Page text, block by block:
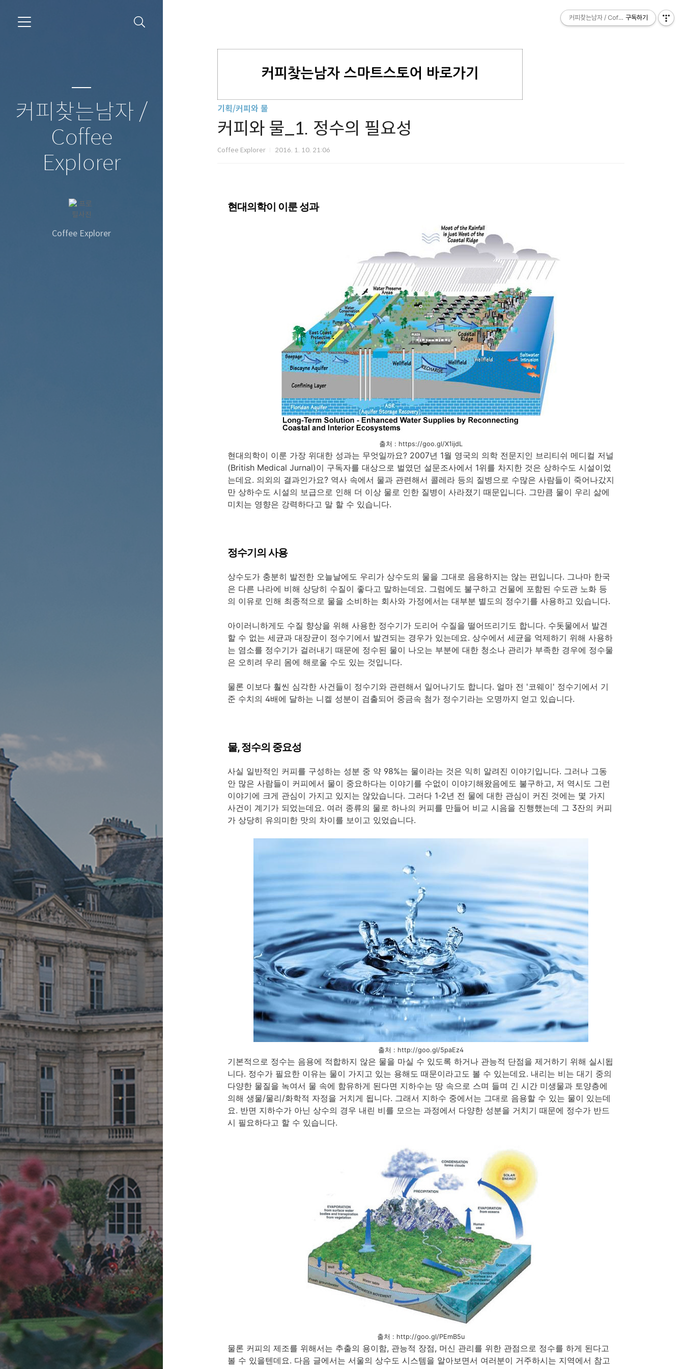
커피찾는남자 /
Coffee
Explorer
Coffee Explorer
커피찾는남자 / Coffee Explorer
구독하기
기획/커피와 물
커피와 물_1. 정수의 필요성
Coffee Explorer 2016. 1. 10. 21:06
현대의학이 이룬 성과
출처 : https://goo.gl/X1ijdL
현대의학이 이룬 가장 위대한 성과는 무엇일까요? 2007년 1월 영국의 의학 전문지인 브리티쉬 메디컬 저널
(British Medical Jurnal)이 구독자를 대상으로 벌였던 설문조사에서 1위를 차지한 것은 상하수도 시설이었
는데요. 의외의 결과인가요? 역사 속에서 물과 관련해서 콜레라 등의 질병으로 수많은 사람들이 죽어나갔지
만 상하수도 시설의 보급으로 인해 더 이상 물로 인한 질병이 사라졌기 때문입니다. 그만큼 물이 우리 삶에
미치는 영향은 강력하다고 말 할 수 있습니다.
정수기의 사용
상수도가 충분히 발전한 오늘날에도 우리가 상수도의 물을 그대로 음용하지는 않는 편입니다. 그나마 한국
은 다른 나라에 비해 상당히 수질이 좋다고 말하는데요. 그럼에도 불구하고 건물에 포함된 수도관 노화 등
의 이유로 인해 최종적으로 물을 소비하는 회사와 가정에서는 대부분 별도의 정수기를 사용하고 있습니다.
아이러니하게도 수질 향상을 위해 사용한 정수기가 도리어 수질을 떨어뜨리기도 합니다. 수돗물에서 발견
할 수 없는 세균과 대장균이 정수기에서 발견되는 경우가 있는데요. 상수에서 세균을 억제하기 위해 사용하
는 염소를 정수기가 걸러내기 때문에 정수된 물이 나오는 부분에 대한 청소나 관리가 부족한 경우에 정수물
은 오히려 우리 몸에 해로울 수도 있는 것입니다.
물론 이보다 훨씬 심각한 사건들이 정수기와 관련해서 일어나기도 합니다. 얼마 전 '코웨이' 정수기에서 기
준 수치의 4배에 달하는 니켈 성분이 검출되어 중금속 첨가 정수기라는 오명까지 얻고 있습니다.
물, 정수의 중요성
사실 일반적인 커피를 구성하는 성분 중 약 98%는 물이라는 것은 익히 알려진 이야기입니다. 그러나 그동
안 많은 사람들이 커피에서 물이 중요하다는 이야기를 수없이 이야기해왔음에도 불구하고, 저 역시도 그런
이야기에 크게 관심이 가지고 있지는 않았습니다. 그러다 1-2년 전 물에 대한 관심이 커진 것에는 몇 가지
사건이 계기가 되었는데요. 여러 종류의 물로 하나의 커피를 만들어 비교 시음을 진행했는데 그 3잔의 커피
가 상당히 유의미한 맛의 차이를 보이고 있었습니다.
출처 : http://goo.gl/5paEz4
기본적으로 정수는 음용에 적합하지 않은 물을 마실 수 있도록 하거나 관능적 단점을 제거하기 위해 실시됩
니다. 정수가 필요한 이유는 물이 가지고 있는 용해도 때문이라고도 볼 수 있는데요. 내리는 비는 대기 중의
다양한 물질을 녹여서 물 속에 함유하게 된다면 지하수는 땅 속으로 스며 들며 긴 시간 미생물과 토양층에
의해 생물/물리/화학적 자정을 거치게 됩니다. 그래서 지하수 중에서는 그대로 음용할 수 있는 물이 있는데
요. 반면 지하수가 아닌 상수의 경우 내린 비를 모으는 과정에서 다양한 성분을 거치기 때문에 정수가 반드
시 필요하다고 할 수 있습니다.
출처 : http://goo.gl/PEmB5u
물론 커피의 제조를 위해서는 추출의 용이함, 관능적 장점, 머신 관리를 위한 관점으로 정수를 하게 된다고
볼 수 있을텐데요. 다음 글에서는 서울의 상수도 시스템을 알아보면서 여러분이 거주하시는 지역에서 참고
커피찾는남자 / Coffee Explorer
구독하기